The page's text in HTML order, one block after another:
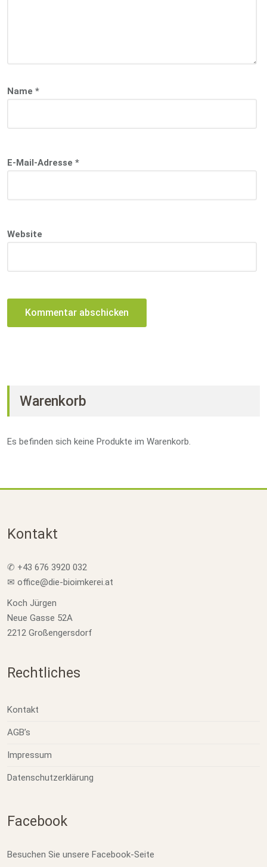
Name *
E-Mail-Adresse *
Website
Warenkorb
Es befinden sich keine Produkte im Warenkorb.
Kontakt
✆ +43 676 3920 032
✉ office@die-bioimkerei.at
Koch Jürgen
Neue Gasse 52A
2212 Großengersdorf
Rechtliches
Kontakt
AGB’s
Impressum
Datenschutzerklärung
Facebook
Besuchen Sie unsere Facebook-Seite